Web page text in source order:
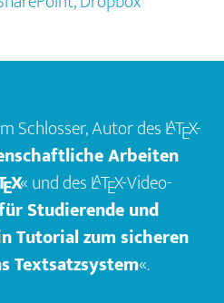
Schlosser, Autor desL
ATEX-
Arbeiten
EX« und desL
ATEX-Video-
Studierende und
Tutorial zum sicheren
Textsatzsystem«.